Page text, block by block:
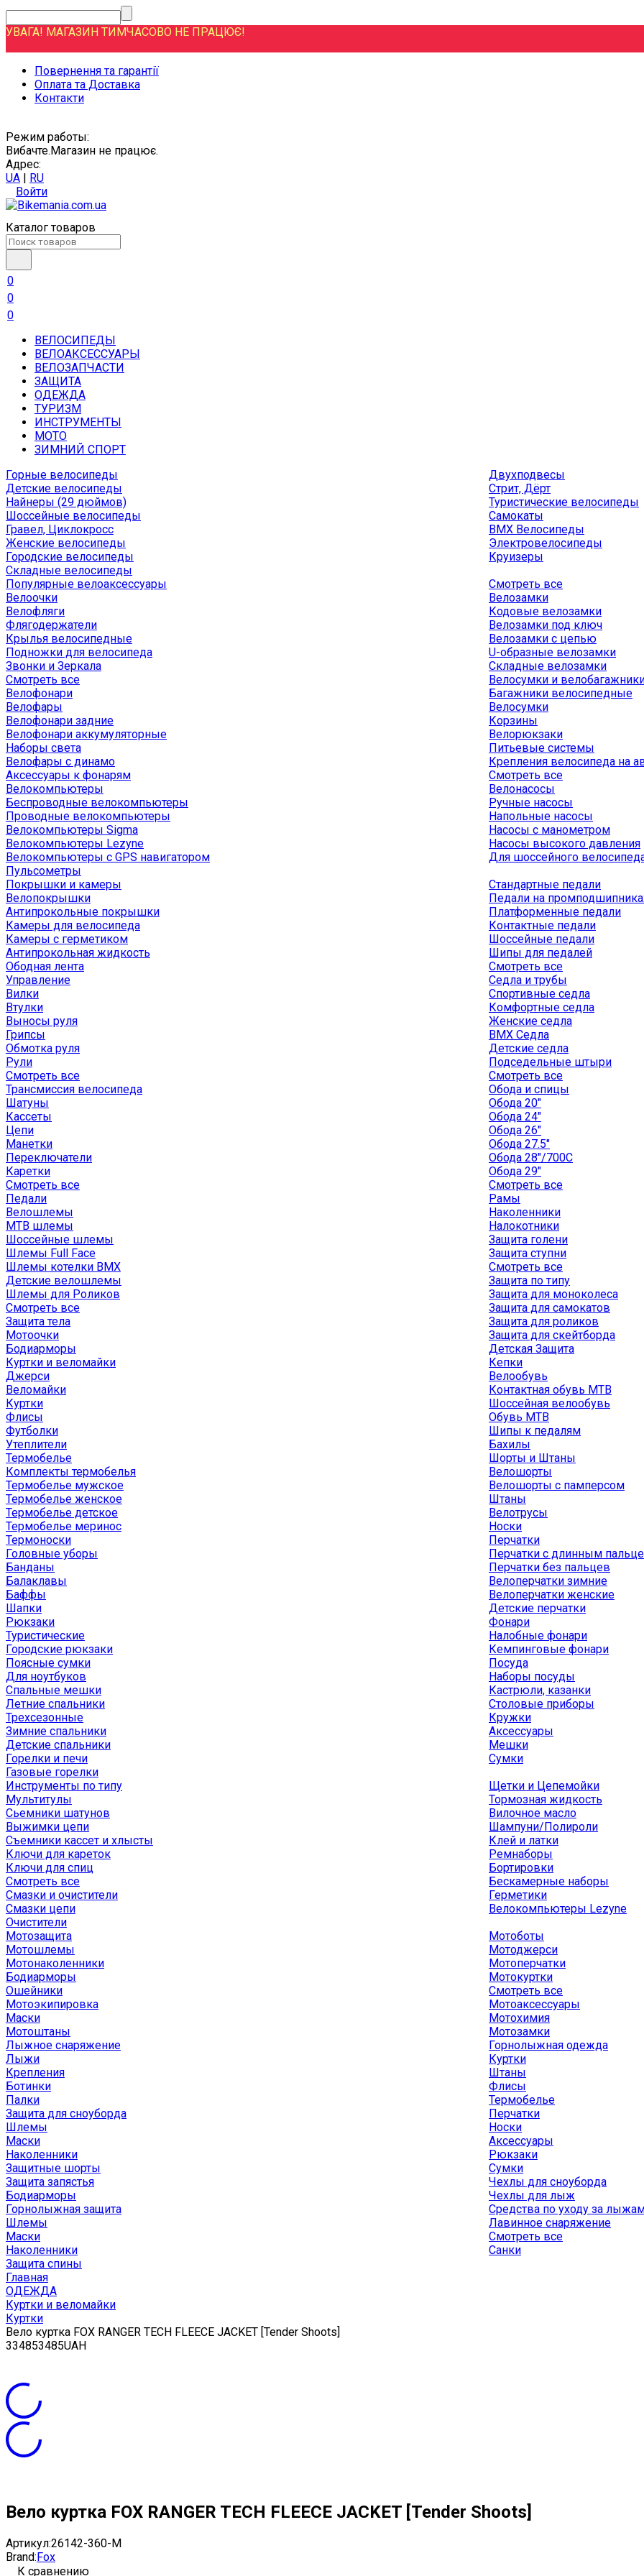
УВАГА! МАГАЗИН ТИМЧАСОВО НЕ ПРАЦЮЄ!
Повернення та гарантії
Оплата та Доставка
Контакти
Режим работы:
Вибачте.Магазин не працює.
Адрес:
UA | RU
Войти
Каталог товаров
0
0
0
ВЕЛОСИПЕДЫ
ВЕЛОАКСЕССУАРЫ
ВЕЛОЗАПЧАСТИ
ЗАЩИТА
ОДЕЖДА
ТУРИЗМ
ИНСТРУМЕНТЫ
МОТО
ЗИМНИЙ СПОРТ
Горные велосипеды
Детские велосипеды
Найнеры (29 дюймов)
Шоссейные велосипеды
Гравел, Циклокросс
Женские велосипеды
Городcкие велосипеды
Складные велосипеды
Двухподвесы
Стрит, Дёрт
Туристические велосипеды
Самокаты
BMX Велосипеды
Электровелосипеды
Круизеры
Популярные велоаксессуары
Велоочки
Велофляги
Флягодержатели
Крылья велосипедные
Подножки для велосипеда
Звонки и Зеркала
Смотреть все
Велофонари
Велофары
Велофонари задние
Велофонари аккумуляторные
Наборы света
Велофары с динамо
Аксессуары к фонарям
Велокомпьютеры
Беспроводные велокомпьютеры
Проводные велокомпьютеры
Велокомпьютеры Sigma
Велокомпьютеры Lezyne
Велокомпьютеры с GPS навигатором
Пульсометры
Смотреть все
Велозамки
Кодовые велозамки
Велозамки под ключ
Велозамки с цепью
U-образные велозамки
Складные велозамки
Велосумки и
Багажники велосипедные
Велосумки
Корзины
Велорюкзаки
Питьевые системы
Крепления велосипеда на
Смотреть все
Велонасосы
Ручные насосы
Напольные насосы
Насосы с манометром
Насосы высокого давления
Для шоссейного
Покрышки и камеры
Велопокрышки
Антипрокольные покрышки
Камеры для велосипеда
Камеры с герметиком
Антипрокольная жидкость
Ободная лента
Управление
Вилки
Втулки
Выносы руля
Грипсы
Обмотка руля
Рули
Смотреть все
Трансмиссия велосипеда
Шатуны
Кассеты
Цепи
Манетки
Переключатели
Каретки
Смотреть все
Педали
Стандартные педали
Педали на
Платформенные педали
Контактные педали
Шоссейные педали
Шипы для педалей
Смотреть все
Седла и трубы
Спортивные седла
Комфортные седла
Женские седла
BMX Седла
Детские седла
Подседельные штыри
Смотреть все
Обода и спицы
Обода 20"
Обода 24"
Обода 26"
Обода 27.5"
Обода 28"/700C
Обода 29"
Смотреть все
Рамы
Велошлемы
MTB шлемы
Шоссейные шлемы
Шлемы Full Face
Шлемы котелки BMX
Детские велошлемы
Шлемы для Роликов
Смотреть все
Защита тела
Мотоочки
Бодиарморы
Наколенники
Налокотники
Защита голени
Защита ступни
Смотреть все
Защита по типу
Защита для моноколеса
Защита для самокатов
Защита для роликов
Защита для скейтборда
Детская Защита
Куртки и веломайки
Джерси
Веломайки
Куртки
Флисы
Футболки
Утеплители
Термобелье
Комплекты термобелья
Термобелье мужское
Термобелье женское
Термобелье детское
Термобелье меринос
Термоноски
Головные уборы
Банданы
Балаклавы
Баффы
Шапки
Кепки
Велообувь
Контактная обувь MTB
Шоссейная велообувь
Обувь MTB
Шипы к педалям
Бахилы
Шорты и Штаны
Велошорты
Велошорты с памперсом
Штаны
Велотрусы
Носки
Перчатки
Перчатки с длинным
Перчатки без пальцев
Велоперчатки зимние
Велоперчатки женские
Детские перчатки
Рюкзаки
Туристические
Городские рюкзаки
Поясные сумки
Для ноутбуков
Спальные мешки
Летние спальники
Трехсезонные
Зимние спальники
Детские спальники
Горелки и печи
Газовые горелки
Фонари
Налобные фонари
Кемпинговые фонари
Посуда
Наборы посуды
Кастрюли, казанки
Столовые приборы
Кружки
Аксессуары
Мешки
Сумки
Инструменты по типу
Мультитулы
Сьемники шатунов
Выжимки цепи
Съемники кассет и хлысты
Ключи для кареток
Ключи для спиц
Смотреть все
Смазки и очистители
Смазки цепи
Очистители
Щетки и Цепемойки
Тормозная жидкость
Вилочное масло
Шампуни/Полироли
Клей и латки
Ремнаборы
Бортировки
Бескамерные наборы
Герметики
Велокомпьютеры Lezyne
Мотозащита
Мотошлемы
Мотонаколенники
Бодиарморы
Ошейники
Мотоэкипировка
Маски
Мотоштаны
Мотоботы
Мотоджерси
Мотоперчатки
Мотокуртки
Смотреть все
Мотоаксессуары
Мотохимия
Мотозамки
Лыжное снаряжение
Лыжи
Крепления
Ботинки
Палки
Защита для сноуборда
Шлемы
Маски
Наколенники
Защитные шорты
Защита запястья
Бодиарморы
Горнолыжная защита
Шлемы
Маски
Наколенники
Защита спины
Горнолыжная одежда
Куртки
Штаны
Флисы
Термобелье
Перчатки
Носки
Аксессуары
Рюкзаки
Сумки
Чехлы для сноуборда
Чехлы для лыж
Средства по уходу за
Лавинное снаряжение
Смотреть все
Санки
Главная
ОДЕЖДА
Куртки и веломайки
Куртки
Вело куртка FOX RANGER TECH FLEECE JACKET [Tender Shoots]
334853485UAH
Вело куртка FOX RANGER TECH FLEECE JACKET [Tender Shoots]
Артикул:26142-360-M
Brand:Fox
К сравнению